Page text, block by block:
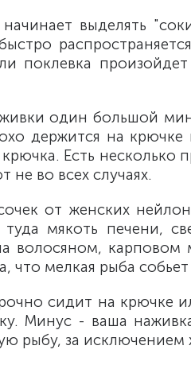
выделять
поклевка
один большой
держится на
Есть несколько
во всех случаях.
от женских
мякоть печени,
волосяном, карповом
что мелкая рыба
сидит на крючке
Минус - ваша
рыбу, за исключением